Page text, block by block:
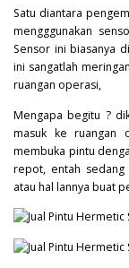
Satu diantara
mengggunakan
Sensor ini biasanya
ini sangatlah
ruangan operasi,
Mengapa begitu ?
masuk ke ruangan
membuka pintu
repot, entah sedang
atau hal lannya buat